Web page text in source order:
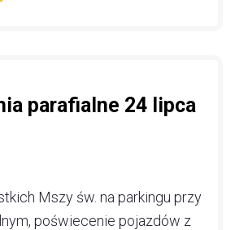
parafialne 24 lipca
Mszy św. na parkingu przy
poświecenie pojazdów z